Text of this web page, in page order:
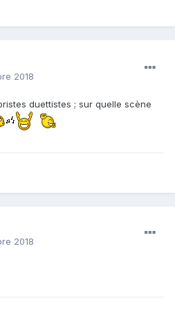
2018
duettistes ; sur quelle scène
2018